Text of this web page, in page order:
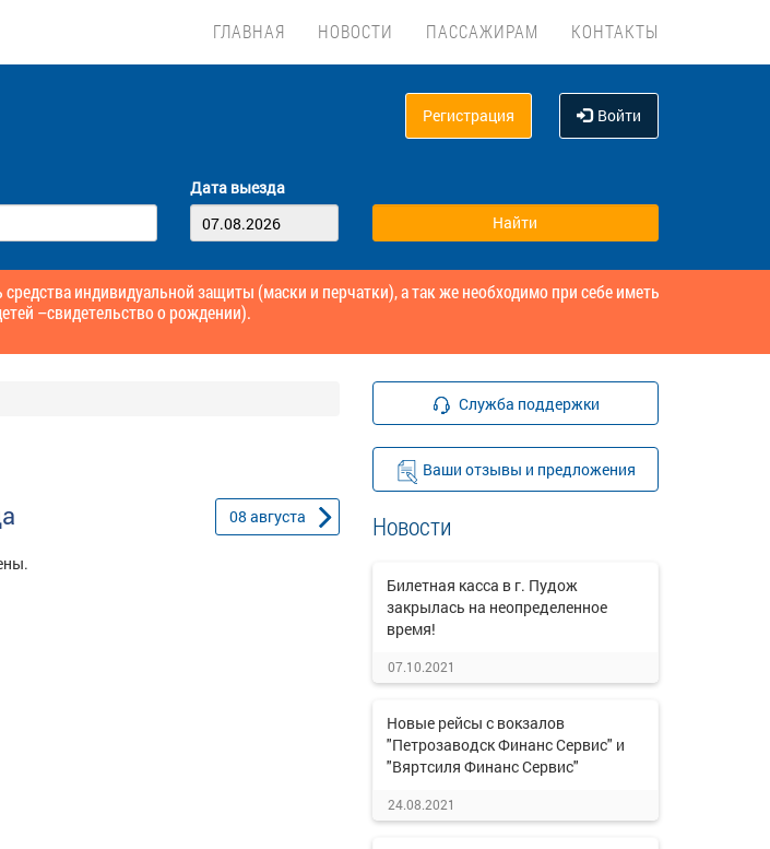
ГЛАВНАЯ НОВОСТИ ПАССАЖИРАМ КОНТАКТЫ
Регистрация Войти
Дата выезда
индивидуальной защиты (маски и перчатки), а так же необходимо при себе иметь
–свидетельство о рождении).
08 августа
Служба поддержки
Ваши отзывы и предложения
Новости
Билетная касса в г. Пудож
закрылась на неопределенное
время!
07.10.2021
Новые рейсы с вокзалов
"Петрозаводск Финанс Сервис" и
"Вяртсиля Финанс Сервис"
24.08.2021